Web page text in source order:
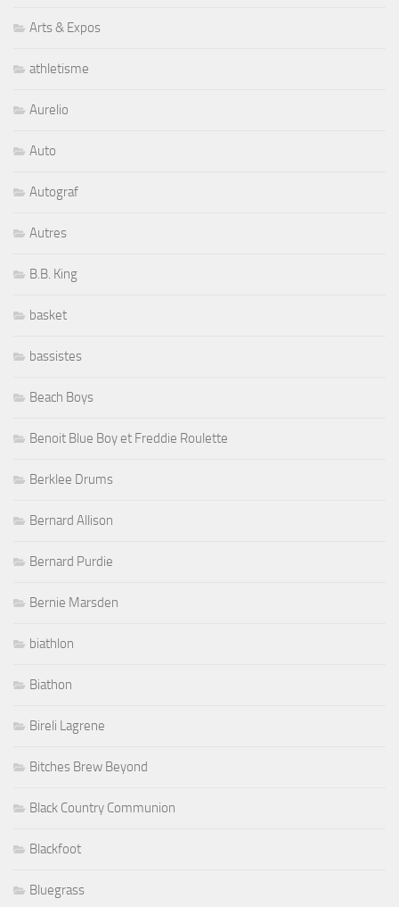
Arts & Expos
athletisme
Aurelio
Auto
Autograf
Autres
B.B. King
basket
bassistes
Beach Boys
Benoit Blue Boy et Freddie Roulette
Berklee Drums
Bernard Allison
Bernard Purdie
Bernie Marsden
biathlon
Biathon
Bireli Lagrene
Bitches Brew Beyond
Black Country Communion
Blackfoot
Bluegrass